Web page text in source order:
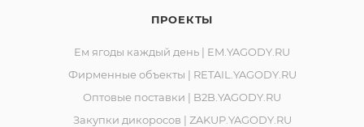
ПРОЕКТЫ
Ем ягоды каждый день | EM.YAGODY.RU
Фирменные объекты | RETAIL.YAGODY.RU
Оптовые поставки | B2B.YAGODY.RU
Закупки дикоросов | ZAKUP.YAGODY.RU